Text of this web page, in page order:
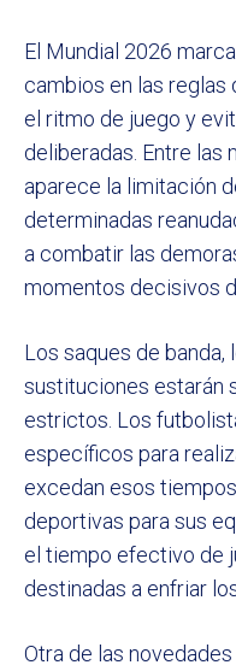
El Mundial 2026
cambios en las
el ritmo de juego y
deliberadas. Entre las
aparece la limitación
determinadas
a combatir las
momentos decisivos
Los saques de banda,
sustituciones estarán
estrictos. Los
específicos para
excedan esos
deportivas para sus
el tiempo efectivo de
destinadas a enfriar
Otra de las